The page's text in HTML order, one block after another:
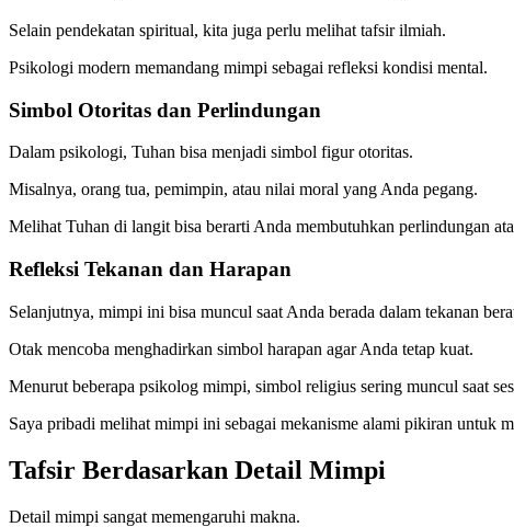
Selain pendekatan spiritual, kita juga perlu melihat tafsir ilmiah.
Psikologi modern memandang mimpi sebagai refleksi kondisi mental.
Simbol Otoritas dan Perlindungan
Dalam psikologi, Tuhan bisa menjadi simbol figur otoritas.
Misalnya, orang tua, pemimpin, atau nilai moral yang Anda pegang.
Melihat Tuhan di langit bisa berarti Anda membutuhkan perlindungan
Refleksi Tekanan dan Harapan
Selanjutnya, mimpi ini bisa muncul saat Anda berada dalam tekanan
Otak mencoba menghadirkan simbol harapan agar Anda tetap kuat.
Menurut beberapa psikolog mimpi, simbol religius sering muncul saat
Saya pribadi melihat mimpi ini sebagai mekanisme alami pikiran untuk
Tafsir Berdasarkan Detail Mimpi
Detail mimpi sangat memengaruhi makna.